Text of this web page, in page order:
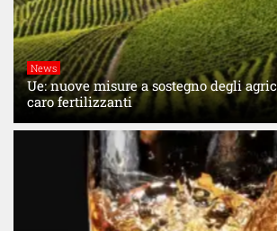
News
Ue: nuove misure a sostegno degli
caro fertilizzanti